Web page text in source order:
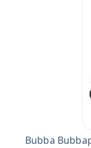
Bubba